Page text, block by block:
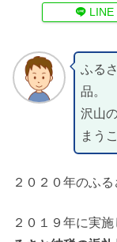
LINE
ふる
品。
沢山
まう
２０２０年のふ
２０１９年に実